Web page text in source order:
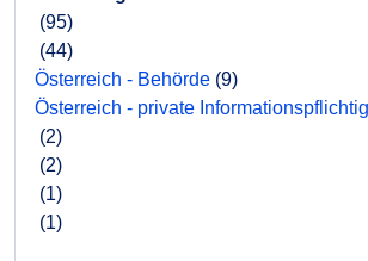
(95)
(44)
Österreich - Behörde (9)
Österreich - private
(2)
(2)
(1)
(1)